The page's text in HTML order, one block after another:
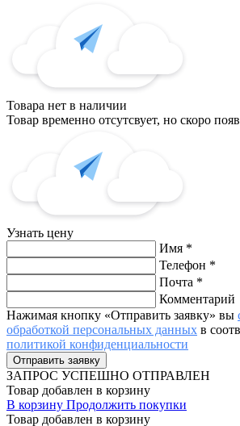
Товара нет в наличии
Товар временно отсутсвует, но скоро
Узнать цену
Имя *
Телефон *
Почта *
Комментарий
Нажимая кнопку «Отправить заявку» вы
обработкой персональных данных в
политикой конфиденциальности
ЗАПРОС УСПЕШНО ОТПРАВЛЕН
Товар добавлен в корзину
В корзину Продолжить покупки
Товар добавлен в корзину